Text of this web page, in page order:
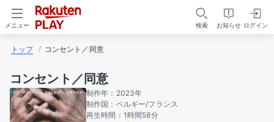
メニュー 検索 お知らせ ログイン
トップ コンセント／同意
コンセント／同意
制作年： 2023年
制作国： ベルギー フランス
再生時間： 1時間58分